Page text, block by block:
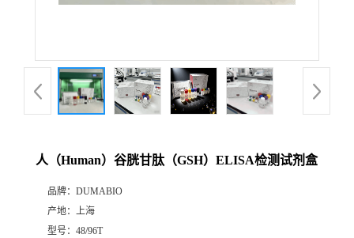
品
人（Human）谷胱甘肽（GSH）ELISA检测试剂盒
品牌： DUMABIO
产地： 上海
型号： 48/96T